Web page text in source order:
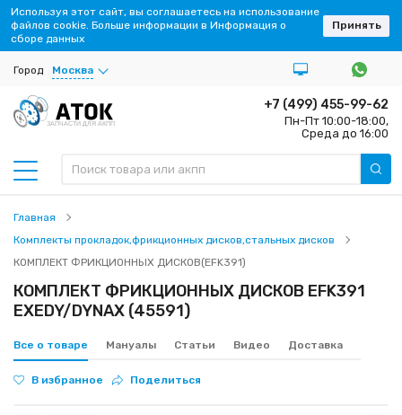
Город Москва
ЗАПЧАСТИ ДЛЯ АКПП
+7 (499) 455-99-62
Пн-Пт 10:00-18:00,
Среда до 16:00
Главная
Комплекты прокладок,фрикционных дисков,стальных дисков
КОМПЛЕКТ ФРИКЦИОННЫХ ДИСКОВ(EFK391)
КОМПЛЕКТ ФРИКЦИОННЫХ ДИСКОВ EFK391
EXEDY/DYNAX (45591)
Все о товаре Мануалы Статьи Видео Доставка
В избранное Поделиться
Используя этот сайт, вы соглашаетесь на использование
файлов cookie. Больше информации в Информация о
сборе данных
Принять